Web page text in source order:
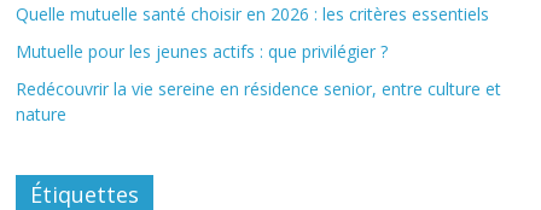
Quelle mutuelle santé choisir en 2026 : les critères essentiels
Mutuelle pour les jeunes actifs : que privilégier ?
Redécouvrir la vie sereine en résidence senior, entre culture et
nature
Étiquettes